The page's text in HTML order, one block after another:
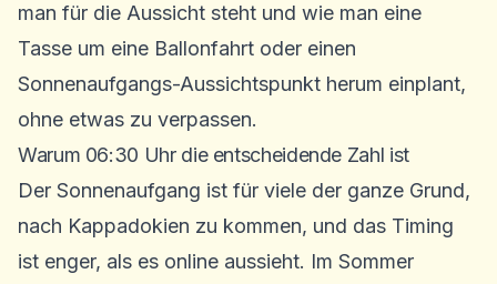
man für die Aussicht steht und wie man eine
Tasse um eine Ballonfahrt oder einen
Sonnenaufgangs-Aussichtspunkt herum einplant,
ohne etwas zu verpassen.
Warum 06:30 Uhr die entscheidende Zahl ist
Der Sonnenaufgang ist für viele der ganze Grund,
nach Kappadokien zu kommen, und das Timing
ist enger, als es online aussieht. Im Sommer